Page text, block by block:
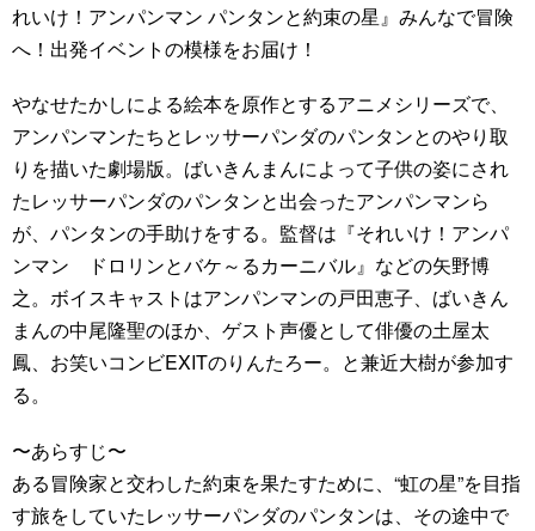
れいけ！アンパンマン パンタンと約束の星』みんなで冒険
へ！出発イベントの模様をお届け！
やなせたかしによる絵本を原作とするアニメシリーズで、
アンパンマンたちとレッサーパンダのパンタンとのやり取
りを描いた劇場版。ばいきんまんによって子供の姿にされ
たレッサーパンダのパンタンと出会ったアンパンマンら
が、パンタンの手助けをする。監督は『それいけ！アンパ
ンマン ドロリンとバケ～るカーニバル』などの矢野博
之。ボイスキャストはアンパンマンの戸田恵子、ばいきん
まんの中尾隆聖のほか、ゲスト声優として俳優の土屋太
鳳、お笑いコンビEXITのりんたろー。と兼近大樹が参加す
る。
〜あらすじ〜
ある冒険家と交わした約束を果たすために、“虹の星”を目指
す旅をしていたレッサーパンダのパンタンは、その途中で